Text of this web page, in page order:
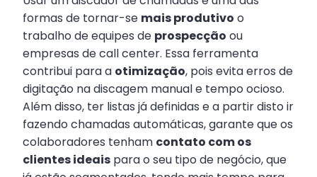
formas de tornar-se mais produtivo o
trabalho de equipes de prospecção ou
empresas de call center. Essa ferramenta
contribui para a otimização, pois evita erros de
digitação na discagem manual e tempo ocioso.
Além disso, ter listas já definidas e a partir disto ir
fazendo chamadas automáticas, garante que os
colaboradores tenham contato com os
clientes ideais para o seu tipo de negócio, que